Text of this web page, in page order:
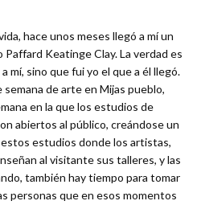
hace unos meses llegó a mí un
Keatinge Clay. La verdad es
mí, sino que fui yo el que a él llegó.
de arte en Mijas pueblo,
en la que los estudios de
abiertos al público, creándose un
estudios donde los artistas,
al visitante sus talleres, y las
también hay tiempo para tomar
personas que en esos momentos